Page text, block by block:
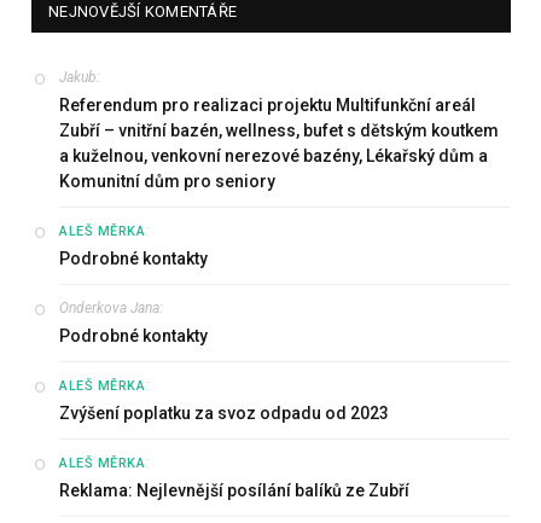
NEJNOVĚJŠÍ KOMENTÁŘE
Jakub:
Referendum pro realizaci projektu Multifunkční areál
Zubří – vnitřní bazén, wellness, bufet s dětským koutkem
a kuželnou, venkovní nerezové bazény, Lékařský dům a
Komunitní dům pro seniory
ALEŠ MĚRKA:
Podrobné kontakty
Onderkova Jana:
Podrobné kontakty
ALEŠ MĚRKA:
Zvýšení poplatku za svoz odpadu od 2023
ALEŠ MĚRKA:
Reklama: Nejlevnější posílání balíků ze Zubří